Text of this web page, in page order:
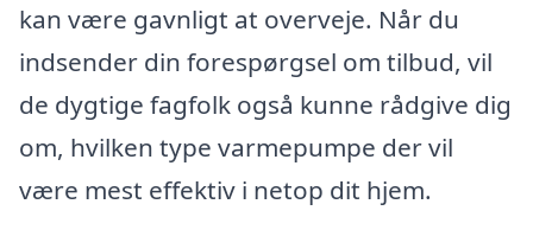
kan være gavnligt at overveje. Når du
indsender din forespørgsel om tilbud, vil
de dygtige fagfolk også kunne rådgive dig
om, hvilken type varmepumpe der vil
være mest effektiv i netop dit hjem.